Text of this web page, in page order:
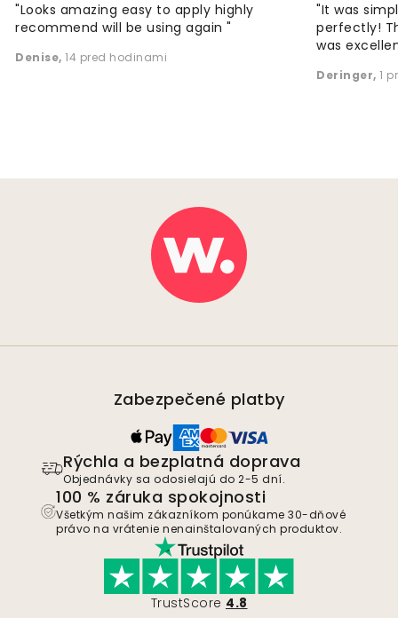
"Looks amazing easy to apply highly
recommend will be using again "
Denise, 14 pred hodinami
"It was
perfectly!
was
Deringer, 1
Zabezpečené platby
Rýchla a bezplatná doprava
Objednávky sa odosielajú do 2-5 dní.
100 % záruka spokojnosti
Všetkým našim zákazníkom ponúkame 30-dňové
právo na vrátenie nenainštalovaných produktov.
TrustScore 4.8